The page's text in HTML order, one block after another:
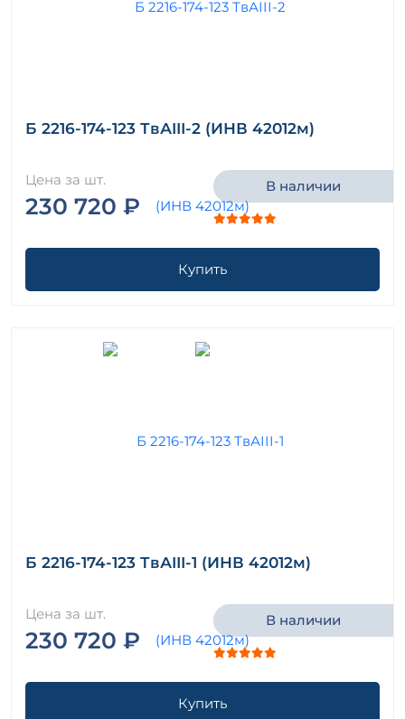
Б 2216-174-123 ТвАIII-2 (ИНВ 42012м)
Цена за шт.
230 720 ₽
В наличии
Купить
Б 2216-174-123 ТвАIII-1 (ИНВ 42012м)
Цена за шт.
230 720 ₽
В наличии
Купить